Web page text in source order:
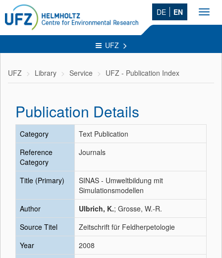
DE EN
UFZ
UFZ Library Service UFZ - Publication Index
Publication Details
Category
Text Publication
Reference
Category
Journals
Title (Primary)
SINAS - Umweltbildung mit
Simulationsmodellen
Author
Ulbrich, K.; Grosse, W.-R.
Source Titel
Zeitschrift für Feldherpetologie
Year
2008